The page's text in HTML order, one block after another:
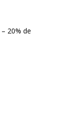
– 20% de